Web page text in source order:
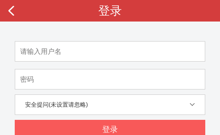
登录
安全提问(未设置请忽略)
登录